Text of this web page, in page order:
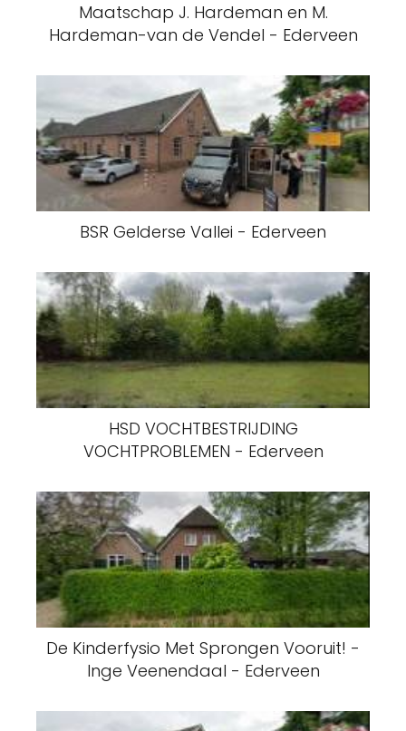
Maatschap J. Hardeman en M.
Hardeman-van de Vendel - Ederveen
BSR Gelderse Vallei - Ederveen
HSD VOCHTBESTRIJDING
VOCHTPROBLEMEN - Ederveen
De Kinderfysio Met Sprongen Vooruit! -
Inge Veenendaal - Ederveen